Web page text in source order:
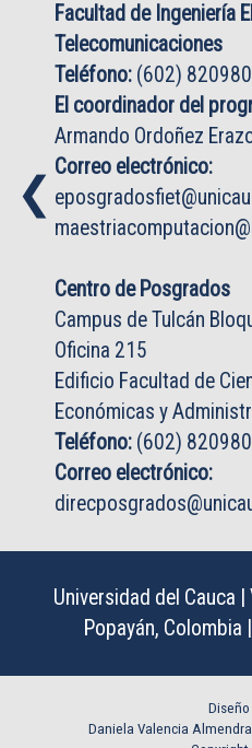
Facultad de Ingeniería
Telecomunicaciones
Teléfono: (602)
El coordinador del
Armando Ordoñez
Correo electrónico:
Centro de Posgrados
Campus de Tulcán
Oficina 215
Edificio Facultad de
Económicas y
Teléfono: (602)
Correo electrónico:
❮
❮
Universidad del Cauca
Popayán,
Daniela Valencia